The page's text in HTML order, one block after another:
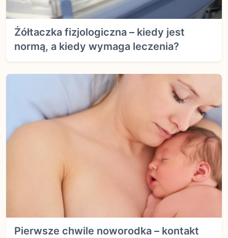
Żółtaczka fizjologiczna – kiedy jest
normą, a kiedy wymaga leczenia?
Pierwsze chwile noworodka – kontakt